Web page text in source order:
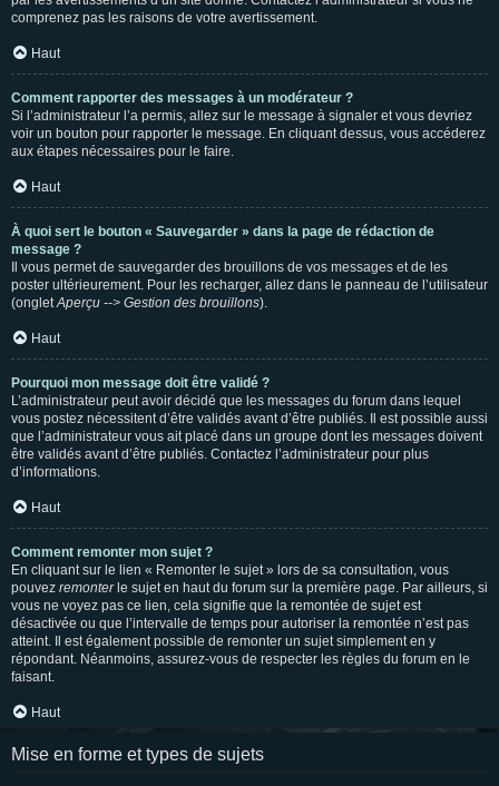
comprenez pas les raisons de votre avertissement.
Haut
Comment rapporter des messages à un modérateur ?
Si l’administrateur l’a permis, allez sur le message à signaler et vous devriez
voir un bouton pour rapporter le message. En cliquant dessus, vous accéderez
aux étapes nécessaires pour le faire.
Haut
À quoi sert le bouton « Sauvegarder » dans la page de rédaction de
message ?
Il vous permet de sauvegarder des brouillons de vos messages et de les
poster ultérieurement. Pour les recharger, allez dans le panneau de l’utilisateur
(ongletAperçu --> Gestion des brouillons).
Haut
Pourquoi mon message doit être validé ?
L’administrateur peut avoir décidé que les messages du forum dans lequel
vous postez nécessitent d’être validés avant d’être publiés. Il est possible aussi
que l’administrateur vous ait placé dans un groupe dont les messages doivent
être validés avant d’être publiés. Contactez l’administrateur pour plus
d’informations.
Haut
Comment remonter mon sujet ?
En cliquant sur le lien « Remonter le sujet » lors de sa consultation, vous
pouvez remonterle sujet en haut du forum sur la première page. Par ailleurs, si
vous ne voyez pas ce lien, cela signifie que la remontée de sujet est
désactivée ou que l’intervalle de temps pour autoriser la remontée n’est pas
atteint. Il est également possible de remonter un sujet simplement en y
répondant. Néanmoins, assurez-vous de respecter les règles du forum en le
faisant.
Haut
Mise en forme et types de sujets